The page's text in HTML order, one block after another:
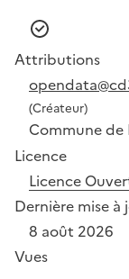
Attributions
(Créateur)
Commune de
Licence
Licence
Dernière mise à
8 août 2026
Vues